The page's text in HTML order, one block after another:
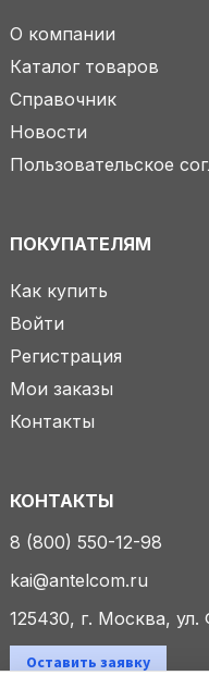
О компании
Каталог товаров
Справочник
Новости
Пользовательское
ПОКУПАТЕЛЯМ
Как купить
Войти
Регистрация
Мои заказы
Контакты
КОНТАКТЫ
8 (800) 550-12-98
kai@antelcom.ru
125430, г. Москва, ул.
Оставить заявку